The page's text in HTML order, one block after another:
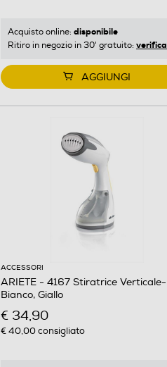
Acquisto online: disponibile
Ritiro in negozio in 30' gratuito: verifica
AGGIUNGI
ACCESSORI
ARIETE - 4167 Stiratrice Verticale-
Bianco, Giallo
€ 34,90
€ 40,00consigliato